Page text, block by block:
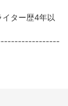
イター歴4年以